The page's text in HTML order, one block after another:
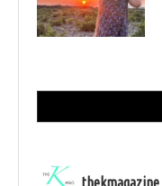
thekmagazine